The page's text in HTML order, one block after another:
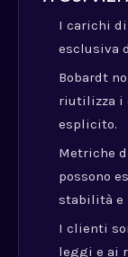
I carichi
esclusiva
Bobardt
riutilizza i
esplicito.
Metriche
possono
stabilità e
I clienti
leggi e ai